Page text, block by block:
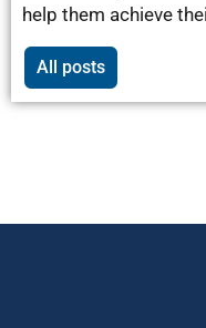
help them achieve
All posts